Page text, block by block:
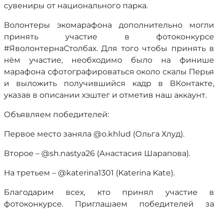
сувениры от национального парка.
Волонтеры экомарафона дополнительно могли
принять участие в фотоконкурсе
#ЯволонтернаСтолбах. Для того чтобы принять в
нём участие, необходимо было на финише
марафона сфотографироваться около скалы Перья
и выложить получившийся кадр в ВКонтакте,
указав в описании хэштег и отметив наш аккаунт.
Объявляем победителей:
Первое место заняла @o.khlud (Ольга Хлуд).
Второе – @sh.nastya26 (Анастасия Шарапова).
На третьем – @katerina1301 (Katerina Kate).
Благодарим всех, кто принял участие в
фотоконкурсе. Приглашаем победителей за